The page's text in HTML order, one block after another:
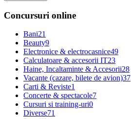
Concursuri online
Bani21
Beauty9
Electronice & electrocasnice49
Calculatoare & accesorii IT23
Haine, Incaltaminte & Accesorii28
Vacante (cazare, bilete de avion)37
Carti & Reviste1
Concerte & spectacole7
Cursuri si training-uri0
Diverse71